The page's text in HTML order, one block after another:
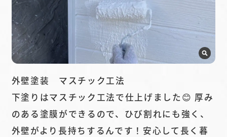
外壁塗装 マスチック工法
下塗りはマスチック工法で仕上げました😊 厚み
のある塗膜ができるので、ひび割れにも強く、
外壁がより長持ちするんです！安心して長く暮